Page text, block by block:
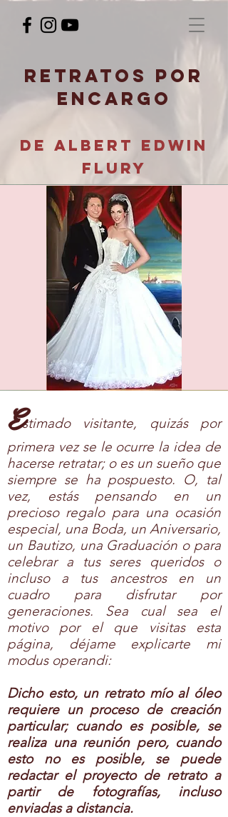
RETRATOS POR
ENCARGO
de albert edwin
flury
Estimado visitante, quizás por
primera vez se le ocurre la idea de
hacerse retratar; o es un sueño que
siempre se ha pospuesto. O, tal
vez, estás pensando en un
precioso regalo para una ocasión
especial, una Boda, un Aniversario,
un Bautizo, una Graduación o para
celebrar a tus seres queridos o
incluso a tus ancestros en un
cuadro para disfrutar por
generaciones. Sea cual sea el
motivo por el que visitas esta
página, déjame explicarte mi
modus operandi:
Dicho esto, un retrato mío al óleo
requiere un proceso de creación
particular; cuando es posible, se
realiza una reunión pero, cuando
esto no es posible, se puede
redactar el proyecto de retrato a
partir de fotografías, incluso
enviadas a distancia.